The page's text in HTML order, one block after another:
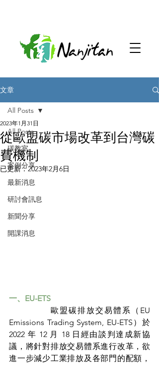
文章
All Posts
碳教室
案例分享
最新消息
研討會訊息
新聞分享
開課消息
All Posts
從歐盟碳市場改革到台灣碳
費機制
2023年1月31日
已更新：2023年2月6日
一、EU-ETS
Emissions Trading System, EU-ETS）於
2022 年 12 月 18 日經由談判達成新協
議，將針對排放交易體系進行改革，欲
進一步減少工業排放及各部門的配額，